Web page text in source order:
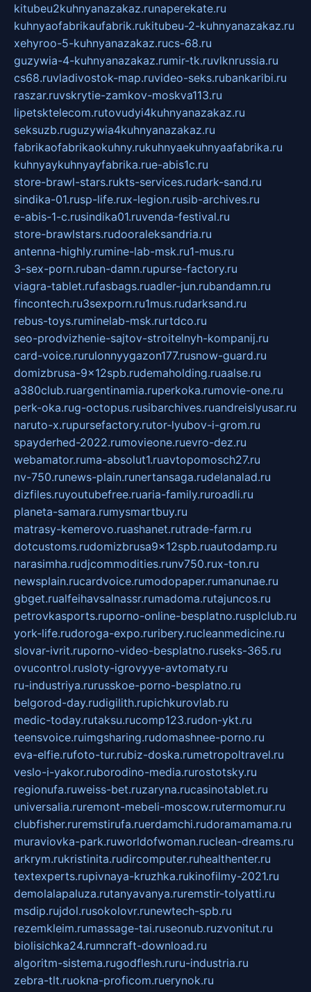
kitubeu2kuhnyanazakaz.runaperekate.ru
kuhnyaofabrikaufabrik.rukitubeu-2-kuhnyanazakaz.ru
xehyroo-5-kuhnyanazakaz.rucs-68.ru
guzywia-4-kuhnyanazakaz.rumir-tk.ruvlknrussia.ru
cs68.ruvladivostok-map.ruvideo-seks.rubankaribi.ru
raszar.ruvskrytie-zamkov-moskva113.ru
lipetsktelecom.rutovudyi4kuhnyanazakaz.ru
seksuzb.ruguzywia4kuhnyanazakaz.ru
fabrikaofabrikaokuhny.rukuhnyaekuhnyaafabrika.ru
kuhnyaykuhnyayfabrika.rue-abis1c.ru
store-brawl-stars.rukts-services.rudark-sand.ru
sindika-01.rusp-life.rux-legion.rusib-archives.ru
e-abis-1-c.rusindika01.ruvenda-festival.ru
store-brawlstars.rudooraleksandria.ru
antenna-highly.rumine-lab-msk.ru1-mus.ru
3-sex-porn.ruban-damn.rupurse-factory.ru
viagra-tablet.rufasbags.ruadler-jun.rubandamn.ru
fincontech.ru3sexporn.ru1mus.rudarksand.ru
rebus-toys.ruminelab-msk.rurtdco.ru
seo-prodvizhenie-sajtov-stroitelnyh-kompanij.ru
card-voice.rurulonnyygazon177.rusnow-guard.ru
domizbrusa-9x12spb.rudemaholding.ruaalse.ru
a380club.ruargentinamia.ruperkoka.rumovie-one.ru
perk-oka.rug-octopus.rusibarchives.ruandreislyusar.ru
naruto-x.rupursefactory.rutor-lyubov-i-grom.ru
spayderhed-2022.rumovieone.ruevro-dez.ru
webamator.ruma-absolut1.ruavtopomosch27.ru
nv-750.runews-plain.runertansaga.rudelanalad.ru
dizfiles.ruyoutubefree.ruaria-family.ruroadli.ru
planeta-samara.rumysmartbuy.ru
matrasy-kemerovo.ruashanet.rutrade-farm.ru
dotcustoms.rudomizbrusa9x12spb.ruautodamp.ru
narasimha.rudjcommodities.runv750.rux-ton.ru
newsplain.rucardvoice.rumodopaper.rumanunae.ru
gbget.rualfeihavsalnassr.rumadoma.rutajuncos.ru
petrovkasports.ruporno-online-besplatno.rusplclub.ru
york-life.rudoroga-expo.ruribery.rucleanmedicine.ru
slovar-ivrit.ruporno-video-besplatno.ruseks-365.ru
ovucontrol.rusloty-igrovyye-avtomaty.ru
ru-industriya.rurusskoe-porno-besplatno.ru
belgorod-day.rudigilith.rupichkurovlab.ru
medic-today.rutaksu.rucomp123.rudon-ykt.ru
teensvoice.ruimgsharing.rudomashnee-porno.ru
eva-elfie.rufoto-tur.rubiz-doska.rumetropoltravel.ru
veslo-i-yakor.ruborodino-media.rurostotsky.ru
regionufa.ruweiss-bet.ruzaryna.rucasinotablet.ru
universalia.ruremont-mebeli-moscow.rutermomur.ru
clubfisher.ruremstirufa.ruerdamchi.rudoramamama.ru
muraviovka-park.ruworldofwoman.ruclean-dreams.ru
arkrym.rukristinita.rudircomputer.ruhealthenter.ru
textexperts.rupivnaya-kruzhka.rukinofilmy-2021.ru
demolalapaluza.rutanyavanya.ruremstir-tolyatti.ru
msdip.rujdol.rusokolovr.runewtech-spb.ru
rezemkleim.rumassage-tai.ruseonub.ruzvonitut.ru
biolisichka24.rumncraft-download.ru
algoritm-sistema.rugodflesh.ruru-industria.ru
zebra-tlt.ruokna-proficom.ruerynok.ru